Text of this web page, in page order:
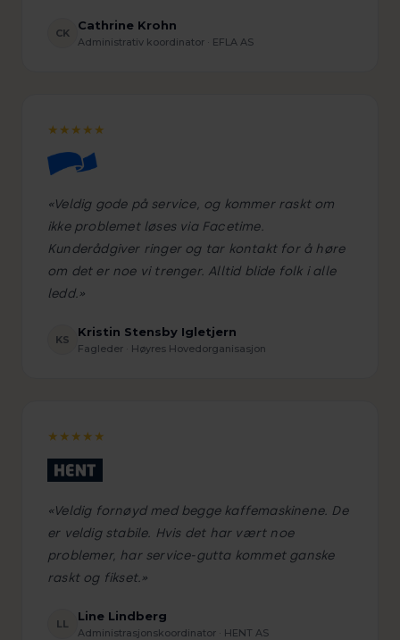
CK
Cathrine Krohn
Administrativ koordinator · EFLA AS
★★★★★
«Veldig gode på service, og kommer raskt om
ikke problemet løses via Facetime.
Kunderådgiver ringer og tar kontakt for å høre
om det er noe vi trenger. Alltid blide folk i alle
ledd.»
KS
Kristin Stensby Igletjern
Fagleder · Høyres Hovedorganisasjon
★★★★★
«Veldig fornøyd med begge kaffemaskinene. De
er veldig stabile. Hvis det har vært noe
problemer, har service-gutta kommet ganske
raskt og fikset.»
LL
Line Lindberg
Administrasjonskoordinator · HENT AS